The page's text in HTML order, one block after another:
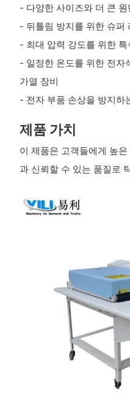
- 다양한 사이즈와 더 큰
- 뒤틀림 방지를 위한 슈퍼
- 최대 압력 강도를 위한
- 일정한 온도를 위한 전자
가열 장비
- 전자 부품 손상을 방지하
제품 가치
이 제품은 고객들에게 높
과 신뢰할 수 있는 품질로